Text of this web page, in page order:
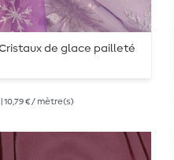
de glace pailleté
| 10,79 € / mètre(s)